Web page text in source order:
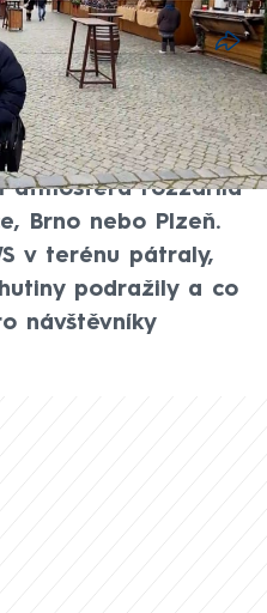
Polatová,
lis 2025, 23:54
klobása – na
adventní trhy v
atmosféra rozzářila
Brno nebo Plzeň.
v terénu pátraly,
podražily a co
návštěvníky